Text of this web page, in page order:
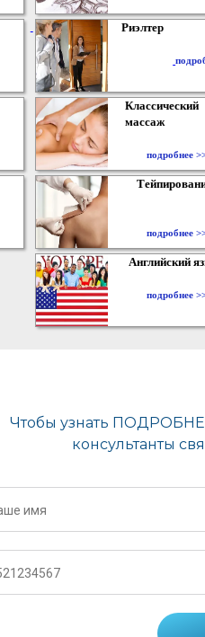
Риэлтер
Классический
массаж
подробнее
подробнее
Английский
подробнее